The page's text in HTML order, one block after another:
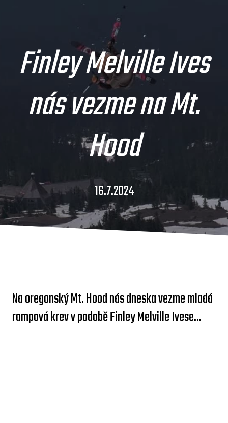
Finley Melville Ives
nás vezme na Mt.
Hood
16.7.2024
Na oregonský Mt. Hood nás dneska vezme mladá
rampová krev v podobě Finley Melville Ivese...